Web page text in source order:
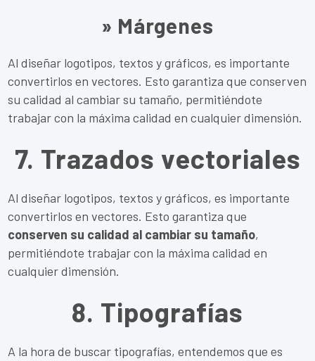
» Márgenes
Al diseñar logotipos, textos y gráficos, es importante
convertirlos en vectores. Esto garantiza que conserven
su calidad al cambiar su tamaño, permitiéndote
trabajar con la máxima calidad en cualquier dimensión.
7. Trazados vectoriales
Al diseñar logotipos, textos y gráficos, es importante
convertirlos en vectores. Esto garantiza que
conserven su calidad al cambiar su tamaño,
permitiéndote trabajar con la máxima calidad en
cualquier dimensión.
8. Tipografías
A la hora de buscar tipografías, entendemos que es